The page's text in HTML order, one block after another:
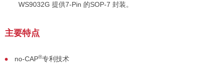
WS9032G 提供7-Pin 的SOP-7 封装。
主要特点
no-CAP®专利技术